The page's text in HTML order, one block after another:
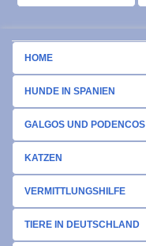
HOME
HUNDE IN SPANIEN
GALGOS UND PODENCOS
KATZEN
VERMITTLUNGSHILFE
TIERE IN DEUTSCHLAND